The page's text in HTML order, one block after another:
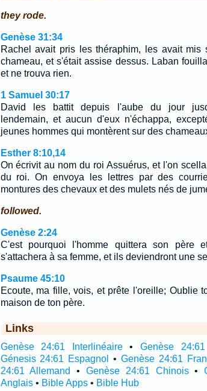
they rode.
Genèse 31:34
Rachel avait pris les théraphim, les avait mis
chameau, et s'était assise dessus. Laban
et ne trouva rien.
1 Samuel 30:17
David les battit depuis l'aube du jour
lendemain, et aucun d'eux n'échappa,
jeunes hommes qui montèrent sur des
Esther 8:10,14
On écrivit au nom du roi Assuérus, et l'on
du roi. On envoya les lettres par des
montures des chevaux et des mulets nés de
followed.
Genèse 2:24
C'est pourquoi l'homme quittera son père
s'attachera à sa femme, et ils deviendront une
Psaume 45:10
Ecoute, ma fille, vois, et prête l'oreille; Oublie
maison de ton père.
Links
Genèse 24:61 Interlinéaire•Genèse
Génesis 24:61 Espagnol
•Genèse 24:61
24:61 Allemand
• Genèse 24:61 Chinois•
Anglais• Bible Apps• Bible Hub